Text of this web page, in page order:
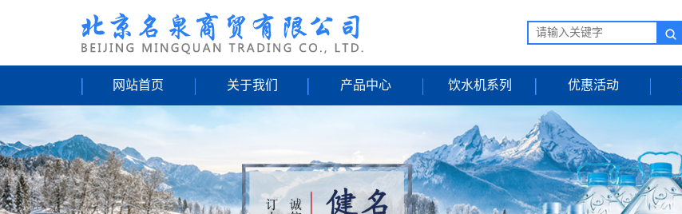
网站首页 关于我们 产品中心 饮水机系列 优惠活动